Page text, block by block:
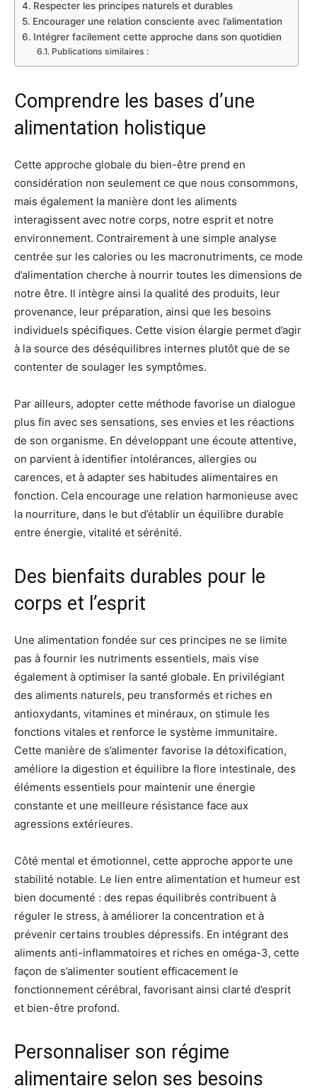
Respecter les principes naturels et durables
Encourager une relation consciente avec l’alimentation
Intégrer facilement cette approche dans son quotidien
Publications similaires :
Comprendre les bases d’une
alimentation holistique
Cette approche globale du bien-être prend en
considération non seulement ce que nous consommons,
mais également la manière dont les aliments
interagissent avec notre corps, notre esprit et notre
environnement. Contrairement à une simple analyse
centrée sur les calories ou les macronutriments, ce mode
d’alimentation cherche à nourrir toutes les dimensions de
notre être. Il intègre ainsi la qualité des produits, leur
provenance, leur préparation, ainsi que les besoins
individuels spécifiques. Cette vision élargie permet d’agir
à la source des déséquilibres internes plutôt que de se
contenter de soulager les symptômes.
Par ailleurs, adopter cette méthode favorise un dialogue
plus fin avec ses sensations, ses envies et les réactions
de son organisme. En développant une écoute attentive,
on parvient à identifier intolérances, allergies ou
carences, et à adapter ses habitudes alimentaires en
fonction. Cela encourage une relation harmonieuse avec
la nourriture, dans le but d’établir un équilibre durable
entre énergie, vitalité et sérénité.
Des bienfaits durables pour le
corps et l’esprit
Une alimentation fondée sur ces principes ne se limite
pas à fournir les nutriments essentiels, mais vise
également à optimiser la santé globale. En privilégiant
des aliments naturels, peu transformés et riches en
antioxydants, vitamines et minéraux, on stimule les
fonctions vitales et renforce le système immunitaire.
Cette manière de s’alimenter favorise la détoxification,
améliore la digestion et équilibre la flore intestinale, des
éléments essentiels pour maintenir une énergie
constante et une meilleure résistance face aux
agressions extérieures.
Côté mental et émotionnel, cette approche apporte une
stabilité notable. Le lien entre alimentation et humeur est
bien documenté : des repas équilibrés contribuent à
réguler le stress, à améliorer la concentration et à
prévenir certains troubles dépressifs. En intégrant des
aliments anti-inflammatoires et riches en oméga-3, cette
façon de s’alimenter soutient efficacement le
fonctionnement cérébral, favorisant ainsi clarté d’esprit
et bien-être profond.
Personnaliser son régime
alimentaire selon ses besoins